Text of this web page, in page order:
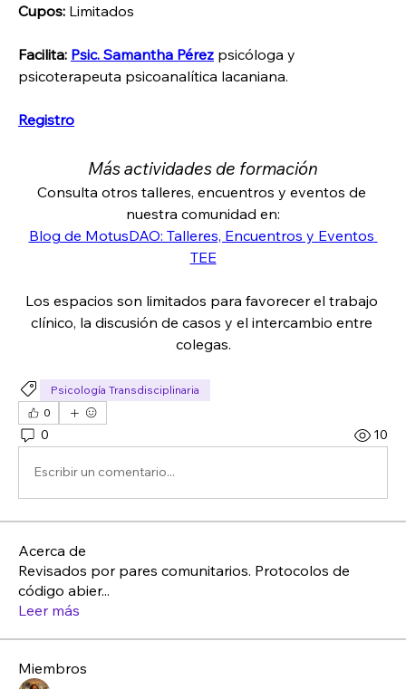
Cupos: Limitados
Facilita: Psic. Samantha Pérez psicóloga y
psicoterapeuta psicoanalítica lacaniana.
Registro
Más actividades de formación
Consulta otros talleres, encuentros y eventos de
nuestra comunidad en:
Blog de MotusDAO: Talleres, Encuentros y Eventos
TEE
Los espacios son limitados para favorecer el trabajo
clínico, la discusión de casos y el intercambio entre
colegas.
Psicología Transdisciplinaria
0
0 10
Escribir un comentario...
Acerca de
Revisados por pares comunitarios. Protocolos de
código abier...
Leer más
Miembros